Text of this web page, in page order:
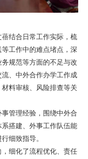
结合日常工作实际，梳
工作中的难点堵点，深
规范等方面的不足与改
、中外合作办学工作成
料审核、风险排查等关
管理经验，围绕中外合
搭建、外事工作队伍能
细致指导。
细化了流程优化、责任